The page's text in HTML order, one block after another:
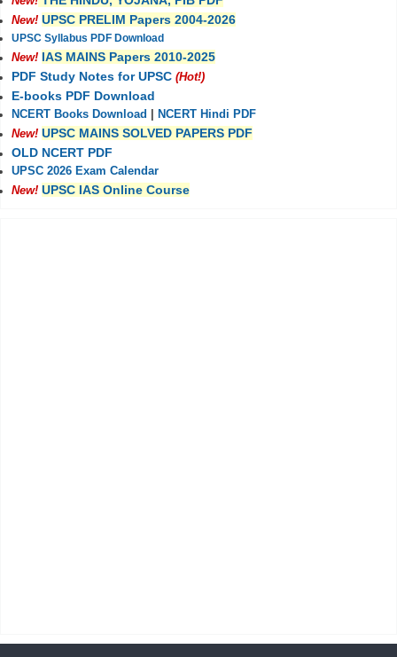
New! UPSC PRELIM Papers 2004-2026
UPSC Syllabus PDF Download
New! IAS MAINS Papers 2010-2025
PDF Study Notes for UPSC (Hot!)
E-books PDF Download
NCERT Books Download
NCERT Hindi PDF
New! UPSC MAINS SOLVED PAPERS PDF
OLD NCERT PDF
UPSC 2026 Exam Calendar
New! UPSC IAS Online Course